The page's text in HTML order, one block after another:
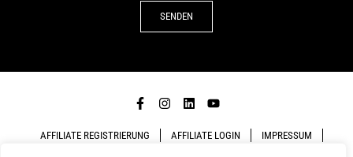
SENDEN
AFFILIATE REGISTRIERUNG AFFILIATE LOGIN IMPRESSUM